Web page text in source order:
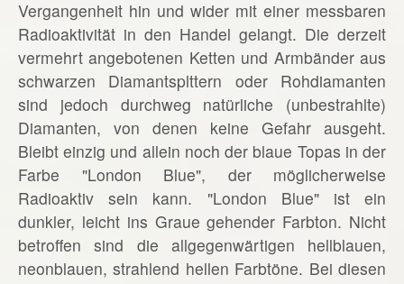
Vergangenheit hin und wider mit einer messbaren
Radioaktivität in den Handel gelangt. Die derzeit
vermehrt angebotenen Ketten und Armbänder aus
schwarzen Diamantsplttern oder Rohdiamanten
sind jedoch durchweg natürliche (unbestrahlte)
Diamanten, von denen keine Gefahr ausgeht.
Bleibt einzig und allein noch der blaue Topas in der
Farbe "London Blue", der möglicherweise
Radioaktiv sein kann. "London Blue" ist ein
dunkler, leicht ins Graue gehender Farbton. Nicht
betroffen sind die allgegenwärtigen hellblauen,
neonblauen, strahlend hellen Farbtöne. Bei diesen